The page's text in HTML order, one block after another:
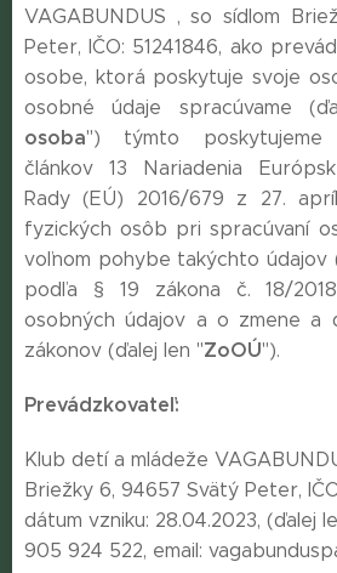
VAGABUNDUS , so sídlom
Peter, IČO: 51241846, ako
osobe, ktorá poskytuje svoje
osobné údaje spracúvame
osoba") týmto poskytujeme
článkov 13 Nariadenia
Rady (EÚ) 2016/679 z 27.
fyzických osôb pri spracúvaní
voľnom pohybe takýchto údajov
podľa § 19 zákona č. 18/
osobných údajov a o zmene a
zákonov (ďalej len "ZoOÚ").
Prevádzkovateľ:
Klub detí a mládeže
Briežky 6, 94657 Svätý Peter,
dátum vzniku: 28.04.2023, (ďalej
905 924 522, email: